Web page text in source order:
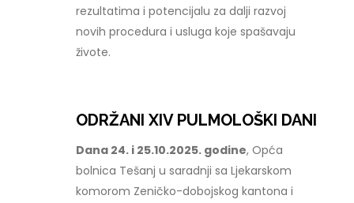
rezultatima i potencijalu za dalji razvoj
novih procedura i usluga koje spašavaju
živote.
ODRŽANI XIV PULMOLOŠKI DANI
Dana 24. i 25.10.2025. godine, Opća
bolnica Tešanj u saradnji sa Ljekarskom
komorom Zeničko-dobojskog kantona i